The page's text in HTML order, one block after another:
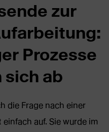
zur
Prozesse
sich ab
die Frage nach einer
auf. Sie wurde im